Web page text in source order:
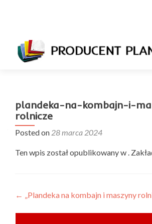
plandeka-na-kombajn-i-
rolnicze
Posted on 28 marca 2024
Ten wpis został opublikowany w .
Nawigacja
wpisu
← „Plandeka na kombajn i maszyny